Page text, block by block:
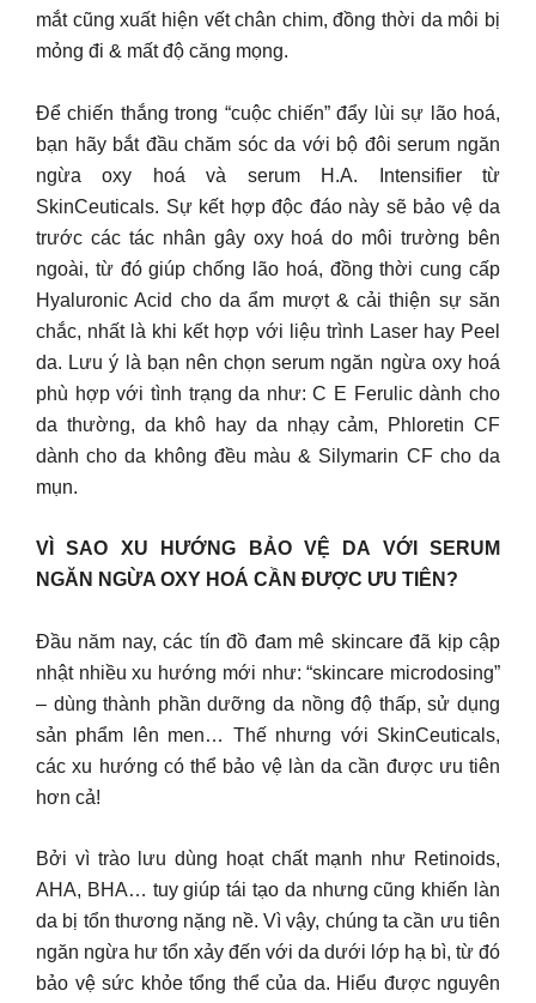
mắt cũng xuất hiện vết chân chim, đồng thời da môi bị
mỏng đi & mất độ căng mọng.
Để chiến thắng trong “cuộc chiến” đẩy lùi sự lão hoá,
bạn hãy bắt đầu chăm sóc da với bộ đôi serum ngăn
ngừa oxy hoá và serum H.A. Intensifier từ
SkinCeuticals. Sự kết hợp độc đáo này sẽ bảo vệ da
trước các tác nhân gây oxy hoá do môi trường bên
ngoài, từ đó giúp chống lão hoá, đồng thời cung cấp
Hyaluronic Acid cho da ẩm mượt & cải thiện sự săn
chắc, nhất là khi kết hợp với liệu trình Laser hay Peel
da. Lưu ý là bạn nên chọn serum ngăn ngừa oxy hoá
phù hợp với tình trạng da như: C E Ferulic dành cho
da thường, da khô hay da nhạy cảm, Phloretin CF
dành cho da không đều màu & Silymarin CF cho da
mụn.
VÌ SAO XU HƯỚNG BẢO VỆ DA VỚI SERUM
NGĂN NGỪA OXY HOÁ CẦN ĐƯỢC ƯU TIÊN?
Đầu năm nay, các tín đồ đam mê skincare đã kịp cập
nhật nhiều xu hướng mới như: “skincare microdosing”
– dùng thành phần dưỡng da nồng độ thấp, sử dụng
sản phẩm lên men… Thế nhưng với SkinCeuticals,
các xu hướng có thể bảo vệ làn da cần được ưu tiên
hơn cả!
Bởi vì trào lưu dùng hoạt chất mạnh như Retinoids,
AHA, BHA… tuy giúp tái tạo da nhưng cũng khiến làn
da bị tổn thương nặng nề. Vì vậy, chúng ta cần ưu tiên
ngăn ngừa hư tổn xảy đến với da dưới lớp hạ bì, từ đó
bảo vệ sức khỏe tổng thể của da. Hiểu được nguyên